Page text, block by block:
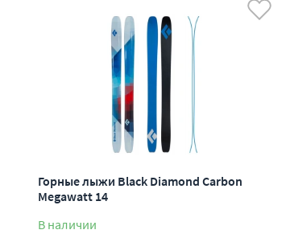
Горные лыжи Black Diamond Carbon
Megawatt 14
В наличии